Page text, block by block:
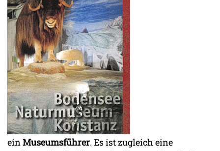
einMuseumsführer. Es ist zugleich eine